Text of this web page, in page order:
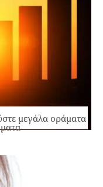
μεγάλα οράματα